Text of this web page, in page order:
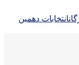
انتخابات دهمين